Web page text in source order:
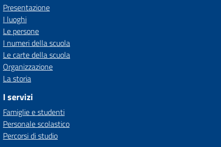
Presentazione
I luoghi
Le persone
I numeri della scuola
Le carte della scuola
Organizzazione
La storia
I servizi
Famiglie e studenti
Personale scolastico
Percorsi di studio